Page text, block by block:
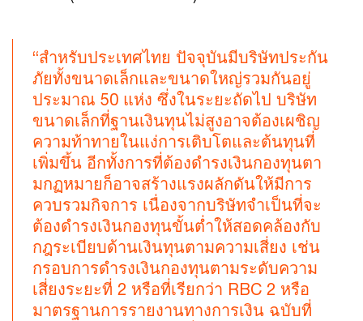
“สำหรับประเทศไทย ปัจจุบันมีบริษัทประกัน
ภัยทั้งขนาดเล็กและขนาดใหญ่รวมกันอยู่
ประมาณ 50 แห่ง ซึ่งในระยะถัดไป บริษัท
ขนาดเล็กที่ฐานเงินทุนไม่สูงอาจต้องเผชิญ
ความท้าทายในแง่การเติบโตและต้นทุนที่
เพิ่มขึ้น อีกทั้งการที่ต้องดำรงเงินกองทุนตา
มกฏหมายก็อาจสร้างแรงผลักดันให้มีการ
ควบรวมกิจการ เนื่องจากบริษัทจำเป็นที่จะ
ต้องดำรงเงินกองทุนขั้นต่ำให้สอดคล้องกับ
กฎระเบียบด้านเงินทุนตามความเสี่ยง เช่น
กรอบการดำรงเงินกองทุนตามระดับความ
เสี่ยงระยะที่ 2 หรือที่เรียกว่า RBC 2 หรือ
มาตรฐานการรายงานทางการเงิน ฉบับที่